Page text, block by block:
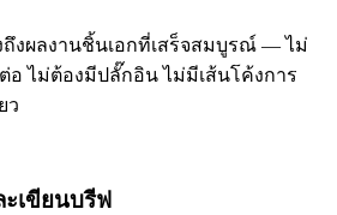
งผลงานชิ้นเอกที่เสร็จสมบูรณ์ — ไม่
ไม่ต้องมีปลั๊กอิน ไม่มีเส้นโค้งการ
ว
เขียนบรีฟ